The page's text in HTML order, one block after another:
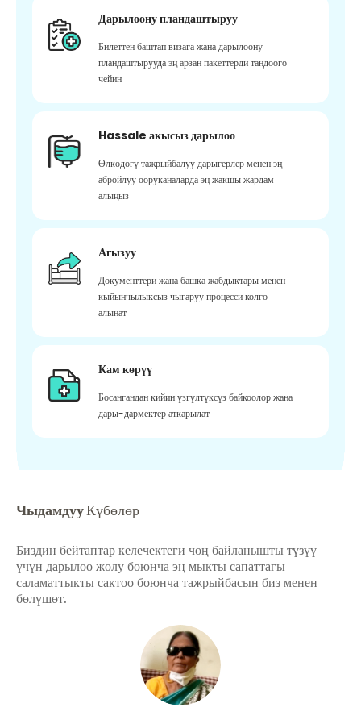
Дарылоону пландаштыруу
Билеттен баштап визага жана дарылоону
пландаштырууда эң арзан пакеттерди тандоого
чейин
Hassale акысыз дарылоо
Өлкөдөгү тажрыйбалуу дарыгерлер менен эң
абройлуу ооруканаларда эң жакшы жардам
алыңыз
Агызуу
Документтери жана башка жабдыктары менен
кыйынчылыксыз чыгаруу процесси колго
алынат
Кам көрүү
Босангандан кийин үзгүлтүксүз байкоолор жана
дары-дармектер аткарылат
ЧыдамдууКүбөлөр
Биздин бейтаптар келечектеги чоң байланышты түзүү
үчүн дарылоо жолу боюнча эң мыкты сапаттагы
саламаттыкты сактоо боюнча тажрыйбасын биз менен
бөлүшөт.